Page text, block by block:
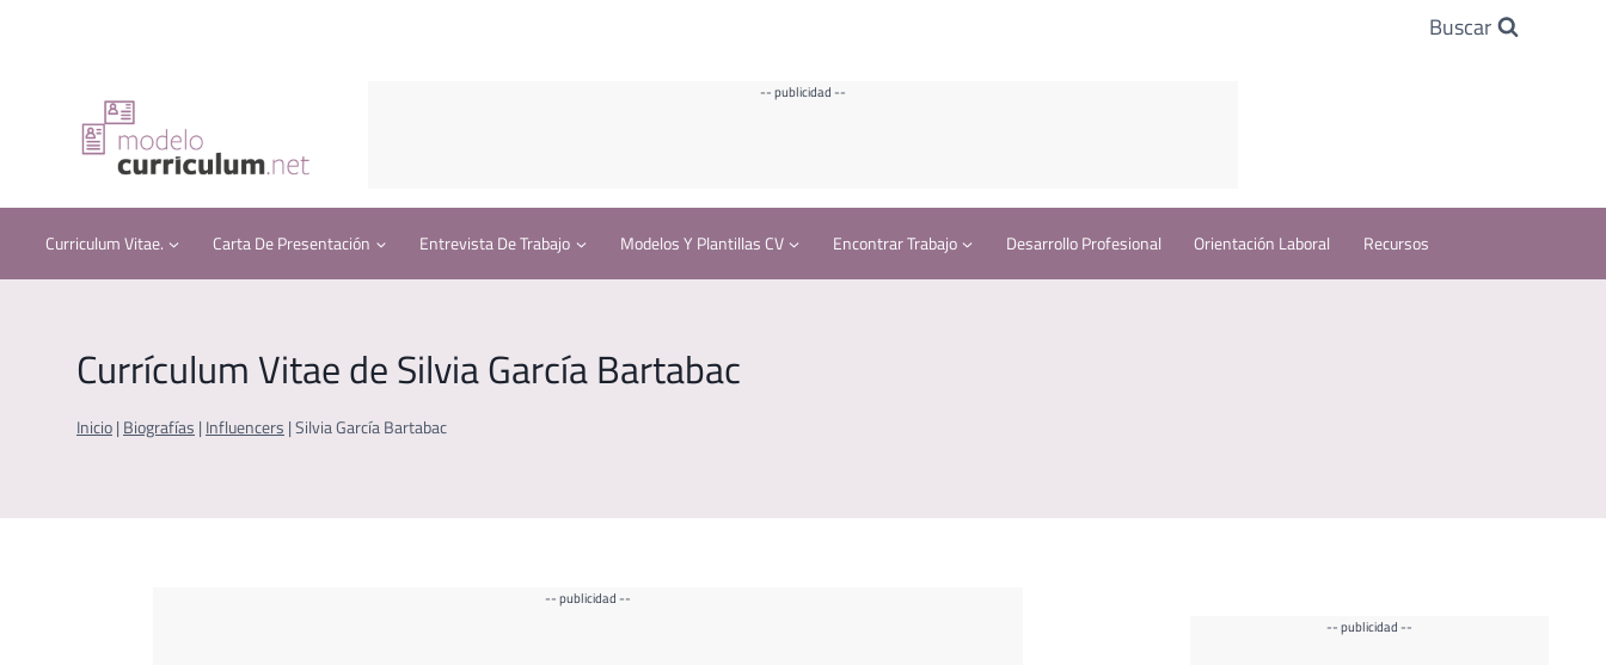
Buscar
-- publicidad --
Curriculum Vitae. Carta De Presentación Entrevista De Trabajo Modelos Y Plantillas CV Encontrar Trabajo Desarrollo Profesional Orientación Laboral Recursos
Currículum Vitae de Silvia García Bartabac
Inicio | Biografías | Influencers | Silvia García Bartabac
-- publicidad --
-- publicidad --